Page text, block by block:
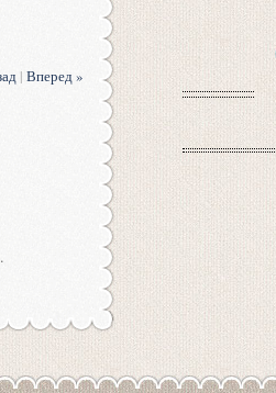
| Вперед »